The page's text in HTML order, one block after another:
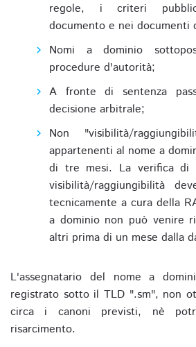
regole, i criteri
documento e nei documenti
Nomi a dominio
procedure d'autorità;
A fronte di sentenza
decisione arbitrale;
Non "visibilità/
appartenenti al nome a
di tre mesi. La verifica di
visibilità/raggiungibilità
tecnicamente a cura della
a dominio non può venire
altri prima di un mese dalla
L'assegnatario del nome a
registrato sotto il TLD ".sm", non
circa i canoni previsti, nè
risarcimento.